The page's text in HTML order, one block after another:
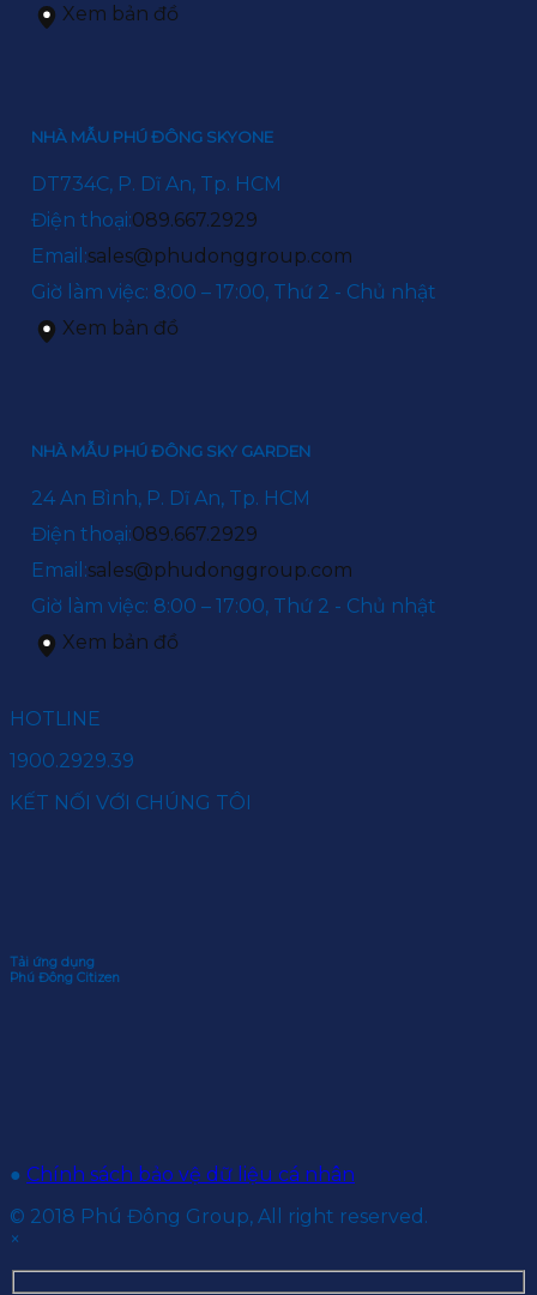
Xem bản đồ
NHÀ MẪU PHÚ ĐÔNG SKYONE
DT734C, P. Dĩ An, Tp. HCM
Điện thoại:089.667.2929
Email:sales@phudonggroup.com
Giờ làm việc: 8:00 – 17:00, Thứ 2 - Chủ nhật
Xem bản đồ
NHÀ MẪU PHÚ ĐÔNG SKY GARDEN
24 An Bình, P. Dĩ An, Tp. HCM
Điện thoại:089.667.2929
Email:sales@phudonggroup.com
Giờ làm việc: 8:00 – 17:00, Thứ 2 - Chủ nhật
Xem bản đồ
HOTLINE
1900.2929.39
KẾT NỐI VỚI CHÚNG TÔI
Tải ứng dụng
Phú Đông Citizen
● Chính sách bảo vệ dữ liệu cá nhân
© 2018 Phú Đông Group, All right reserved.
×